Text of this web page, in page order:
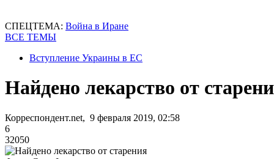
СПЕЦТЕМА: Война в Иране
ВСЕ ТЕМЫ
Вступление Украины в ЕС
Найдено лекарство от
Корреспондент.net, 9 февраля 2019, 02:58
6
32050